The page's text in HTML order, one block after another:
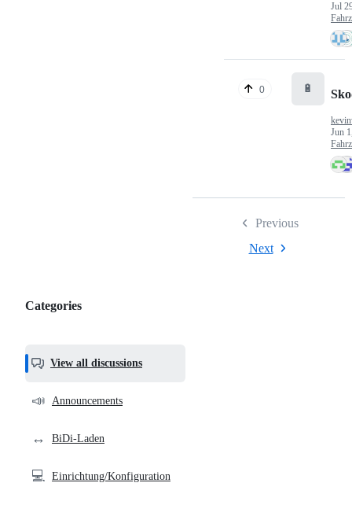
Categories,
helpful,
and
community
Categories
View all discussions
📣 Announcements
↔️ BiDi-Laden
💻 Einrichtung/Konfiguration
Jul
0 🔋
Jun
Previous
Next